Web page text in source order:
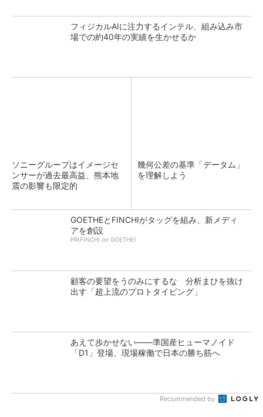
フィジカルAIに注力するインテル、組み込み市
場での約40年の実績を生かせるか
ソニーグループはイメージセ
ンサーが過去最高益、熊本地
震の影響も限定的
幾何公差の基準「データム」
を理解しよう
GOETHEとFINCHIがタッグを組み、新メディ
アを創設
PR(FINCHI on GOETHE)
顧客の要望をうのみにするな 分析まひを抜け
出す「超上流のプロトタイピング」
あえて歩かせない――準国産ヒューマノイド
「D1」登場、現場稼働で日本の勝ち筋へ
Recommended by